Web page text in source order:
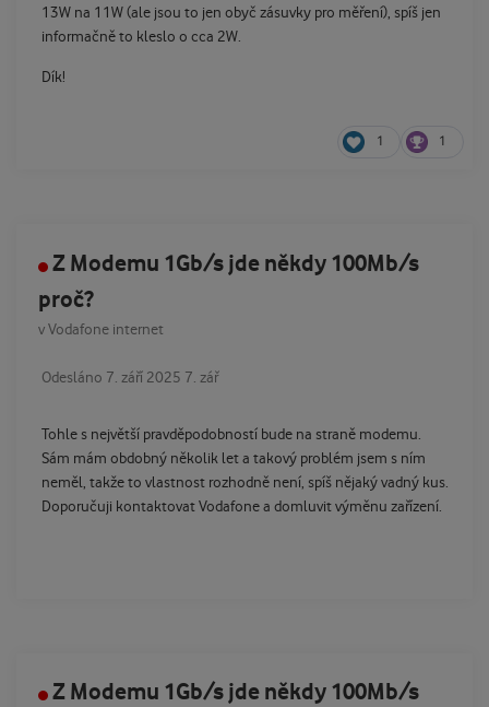
13W na 11W (ale jsou to jen obyč zásuvky pro měření), spíš jen
informačně to kleslo o cca 2W.
Dík!
1 1
Z Modemu 1Gb/s jde někdy 100Mb/s
proč?
vVodafone internet
Odesláno 7. září 2025 7. zář
Tohle s největší pravděpodobností bude na straně modemu.
Sám mám obdobný několik let a takový problém jsem s ním
neměl, takže to vlastnost rozhodně není, spíš nějaký vadný kus.
Doporučuji kontaktovat Vodafone a domluvit výměnu zařízení.
Z Modemu 1Gb/s jde někdy 100Mb/s